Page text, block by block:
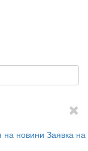
на новини Заявка на